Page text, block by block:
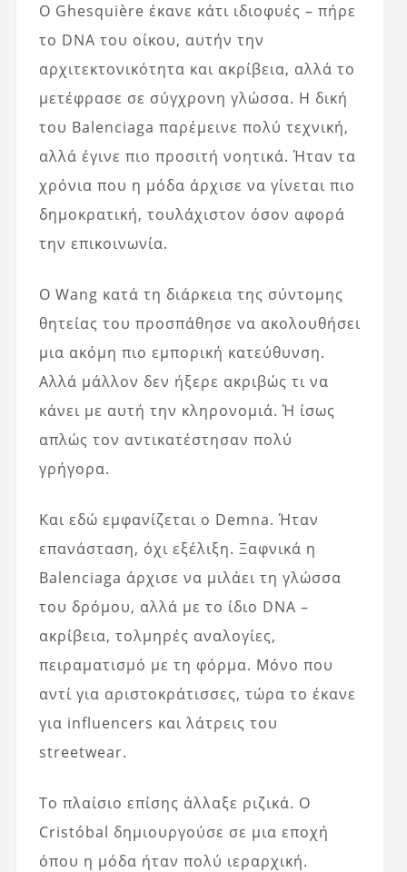
Ο Ghesquière έκανε κάτι ιδιοφυές – πήρε
το DNA του οίκου, αυτήν την
αρχιτεκτονικότητα και ακρίβεια, αλλά το
μετέφρασε σε σύγχρονη γλώσσα. Η δική
του Balenciaga παρέμεινε πολύ τεχνική,
αλλά έγινε πιο προσιτή νοητικά. Ήταν τα
χρόνια που η μόδα άρχισε να γίνεται πιο
δημοκρατική, τουλάχιστον όσον αφορά
την επικοινωνία.
Ο Wang κατά τη διάρκεια της σύντομης
θητείας του προσπάθησε να ακολουθήσει
μια ακόμη πιο εμπορική κατεύθυνση.
Αλλά μάλλον δεν ήξερε ακριβώς τι να
κάνει με αυτή την κληρονομιά. Ή ίσως
απλώς τον αντικατέστησαν πολύ
γρήγορα.
Και εδώ εμφανίζεται ο Demna. Ήταν
επανάσταση, όχι εξέλιξη. Ξαφνικά η
Balenciaga άρχισε να μιλάει τη γλώσσα
του δρόμου, αλλά με το ίδιο DNA –
ακρίβεια, τολμηρές αναλογίες,
πειραματισμό με τη φόρμα. Μόνο που
αντί για αριστοκράτισσες, τώρα το έκανε
για influencers και λάτρεις του
streetwear.
Το πλαίσιο επίσης άλλαξε ριζικά. Ο
Cristóbal δημιουργούσε σε μια εποχή
όπου η μόδα ήταν πολύ ιεραρχική.